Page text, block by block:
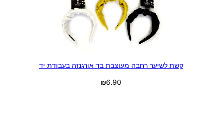
קשת לשיער רחבה מעוצבת בד אורגנזה בעבודת יד
₪6.90